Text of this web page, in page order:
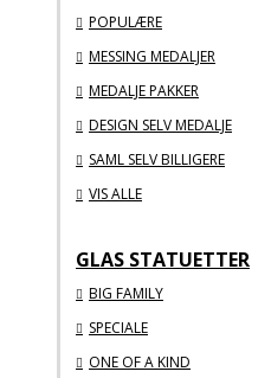
POPULÆRE
MESSING MEDALJER
MEDALJE PAKKER
DESIGN SELV MEDALJE
SAML SELV BILLIGERE
VIS ALLE
GLAS STATUETTER
BIG FAMILY
SPECIALE
ONE OF A KIND